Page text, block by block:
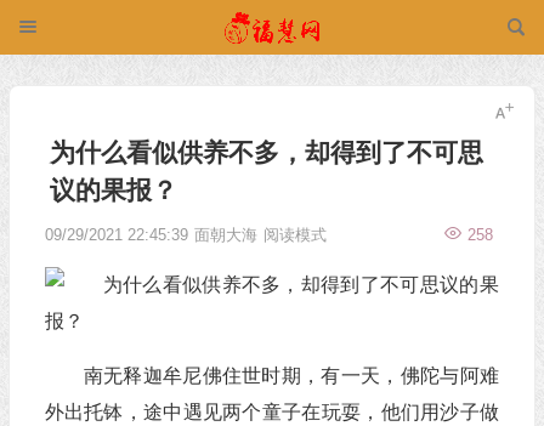
为什么看似供养不多，却得到了不可思
议的果报？
09/29/2021 22:45:39 面朝大海 258
阅读模式
南无释迦牟尼佛住世时期，有一天，佛陀与阿难
外出托钵，途中遇见两个童子在玩耍，他们用沙子做